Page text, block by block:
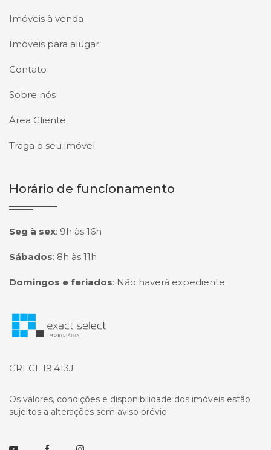
Imóveis à venda
Imóveis para alugar
Contato
Sobre nós
Área Cliente
Traga o seu imóvel
Horário de funcionamento
Seg à sex: 9h às 16h
Sábados: 8h às 11h
Domingos e feriados: Não haverá expediente
Página inicial
CRECI: 19.413J
Os valores, condições e disponibilidade dos imóveis estão
sujeitos a alterações sem aviso prévio.